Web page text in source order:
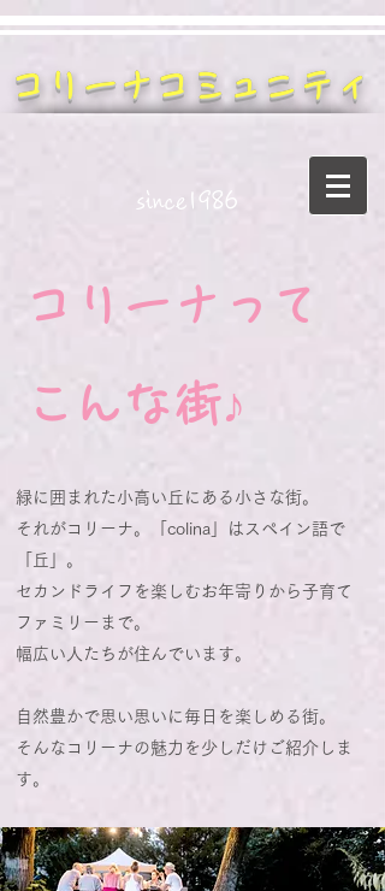
コリーナコミュニティ
since1986​
コリーナって
こんな街♪
緑に囲まれた小高い丘にある小さな街。
それがコリーナ。「colina」はスペイン語で
「丘」。
セカンドライフを楽しむお年寄りから子育て
ファミリーまで。
​幅広い人たちが住んでいます。
自然豊かで思い思いに毎日を楽しめる街。
そんなコリーナの魅力を少しだけご紹介しま
す。